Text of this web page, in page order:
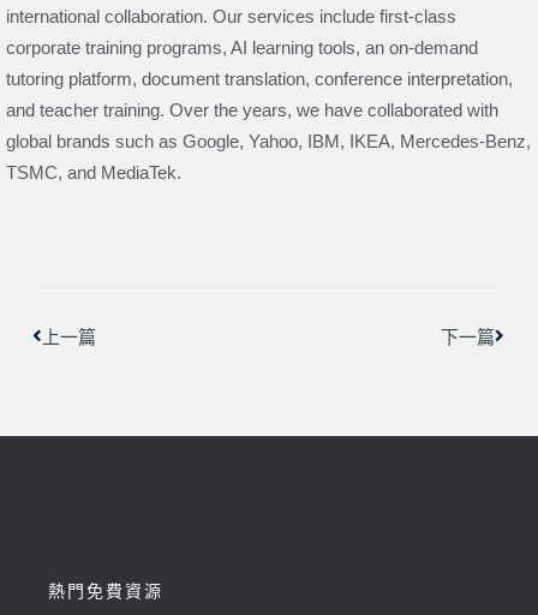
international collaboration. Our services include first-class
corporate training programs, AI learning tools, an on-demand
tutoring platform, document translation, conference interpretation,
and teacher training. Over the years, we have collaborated with
global brands such as Google, Yahoo, IBM, IKEA, Mercedes-Benz,
TSMC, and MediaTek.
上一篇 下一篇
熱門免費資源